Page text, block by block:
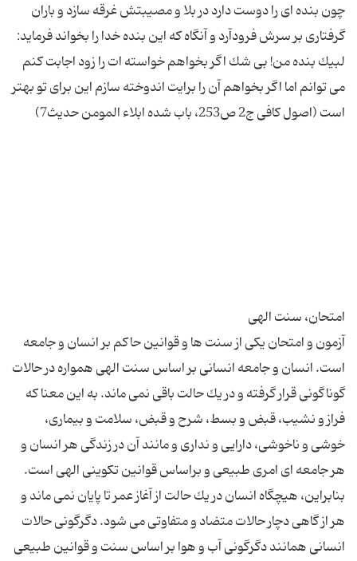
چون بنده ای را دوست دارد در بلا و مصیبتش غرقه سازد و باران
گرفتاری بر سرش فرودآرد و آنگاه كه این بنده خدا را بخواند فرماید:
لبیك بنده من! بی شك اگر بخواهم خواسته ات را زود اجابت كنم
می توانم اما اگر بخواهم آن را برایت اندوخته سازم این برای تو بهتر
آزمون و امتحان یكی از سنت ها و قوانین حاكم بر انسان و جامعه
است. انسان و جامعه انسانی بر اساس سنت الهی همواره در حالات
گوناگونی قرار گرفته و در یك حالت باقی نمی ماند. به این معنا كه
فراز و نشیب، قبض و بسط، شرح و قبض، سلامت و بیماری،
خوشی و ناخوشی، دارایی و نداری و مانند آن در زندگی هر انسان و
بنابراین، هیچگاه انسان در یك حالت از آغاز عمر تا پایان نمی ماند و
هر از گاهی دچار حالات متضاد و متفاوتی می شود. دگرگونی حالات
انسانی همانند دگرگونی آب و هوا بر اساس سنت و قوانین طبیعی